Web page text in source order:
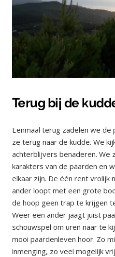
Terug bij de
Eenmaal terug zadelen we de
ze terug naar de kudde. We
achterblijvers benaderen. We
karakters van de paarden en
elkaar zijn. De één rent vrolijk
ander loopt met een grote
de hoop geen trap te krijgen
Weer een ander jaagt juist
schouwspel om uren naar te
mooi paardenleven hoor. Zo
inmenging, zo veel mogelijk